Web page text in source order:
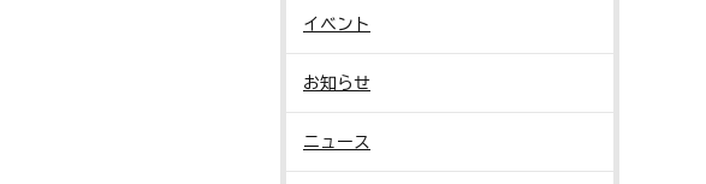
イベント
お知らせ
ニュース